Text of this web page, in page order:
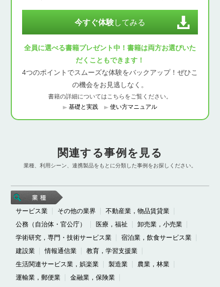
今すぐ体験してみる
全員に選べる書籍プレゼント中！書籍は両方お選びいた
だくこともできます！
4つのポイントでスムーズな体験をバックアップ！ぜひこ
の機会をお見逃しなく。
書籍の詳細についてはこちらをご覧ください。
基礎と実践
使い方マニュアル
関連する事例を見る
業種、利用シーン、連携製品をもとに分類した事例をお探しください。
サービス業 その他の業界
不動産業，物品賃貸業
公務（自治体・官公庁）
医療，福祉
卸売業，小売業
学術研究，専門・技術サービス業
宿泊業，飲食サービス業
建設業
情報通信業
教育，学習支援業
生活関連サービス業，娯楽業
製造業
農業，林業
運輸業，郵便業
金融業，保険業